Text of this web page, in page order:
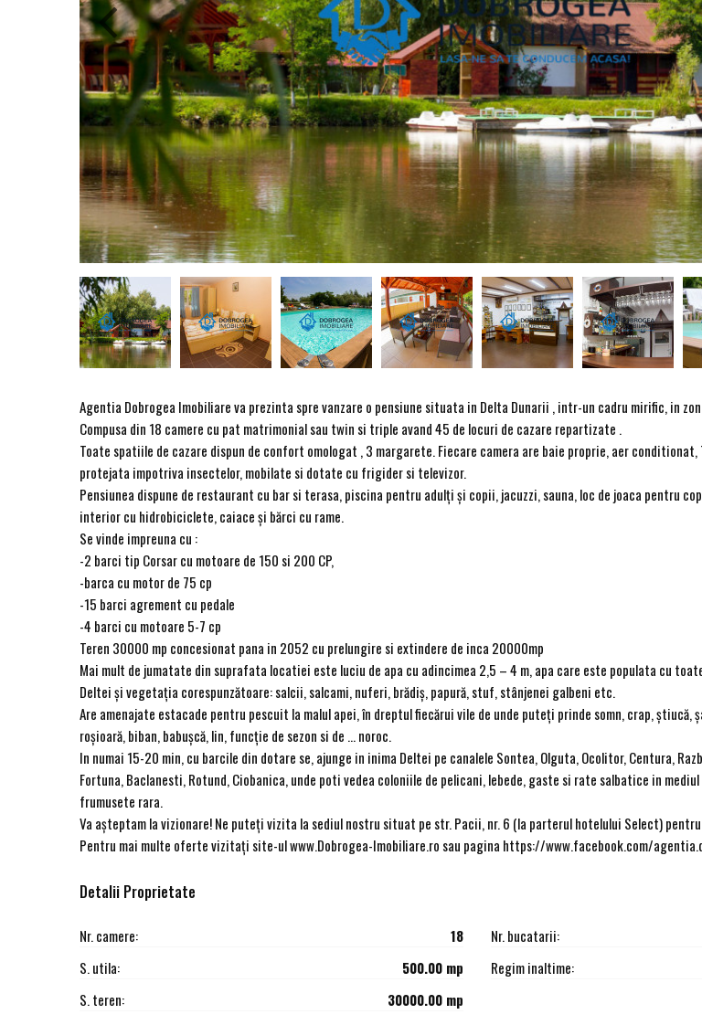
Agentia Dobrogea Imobiliare va prezinta spre vanzare o pensiune situata in Delta Dunarii , intr-un cadru mirific, in
Compusa din 18 camere cu pat matrimonial sau twin si triple avand 45 de locuri de cazare repartizate .
Toate spatiile de cazare dispun de confort omologat , 3 margarete. Fiecare camera are baie proprie, aer
protejata impotriva insectelor, mobilate si dotate cu frigider si televizor.
Pensiunea dispune de restaurant cu bar si terasa, piscina pentru adulţi şi copii, jacuzzi, sauna, loc de joaca pentru
interior cu hidrobiciclete, caiace şi bărci cu rame.
Se vinde impreuna cu :
-2 barci tip Corsar cu motoare de 150 si 200 CP,
-barca cu motor de 75 cp
-15 barci agrement cu pedale
-4 barci cu motoare 5-7 cp
Teren 30000 mp concesionat pana in 2052 cu prelungire si extindere de inca 20000mp
Mai mult de jumatate din suprafata locatiei este luciu de apa cu adincimea 2,5 – 4 m, apa care este populata cu
Deltei şi vegetaţia corespunzătoare: salcii, salcami, nuferi, brădiş, papură, stuf, stânjenei galbeni etc.
Are amenajate estacade pentru pescuit la malul apei, în dreptul fiecărui vile de unde puteţi prinde somn, crap, ştiucă,
roşioară, biban, babuşcă, lin, funcţie de sezon si de … noroc.
In numai 15-20 min, cu barcile din dotare se, ajunge in inima Deltei pe canalele Sontea, Olguta, Ocolitor, Centura,
Fortuna, Baclanesti, Rotund, Ciobanica, unde poti vedea coloniile de pelicani, lebede, gaste si rate salbatice in
frumusete rara.
Va așteptam la vizionare! Ne puteți vizita la sediul nostru situat pe str. Pacii, nr. 6 (la parterul hotelului Select)
Pentru mai multe oferte vizitați site-ul www.Dobrogea-Imobiliare.ro sau pagina https://www.facebook.com/
Detalii Proprietate
Nr. camere:
18
S. utila:
500.00 mp
S. teren:
30000.00 mp
Nr. bucatarii:
Regim inaltime: